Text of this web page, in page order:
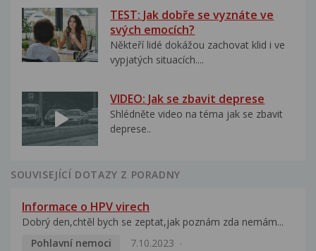
TEST: Jak dobře se vyznáte ve
svých emocích?
Někteří lidé dokážou zachovat klid i ve
vypjatých situacích....
VIDEO: Jak se zbavit deprese
Shlédněte video na téma jak se zbavit
deprese..
SOUVISEJÍCÍ DOTAZY Z PORADNY
Informace o HPV virech
Dobrý den,chtěl bych se zeptat,jak poznám zda nemám...
Pohlavní nemoci
7.10.2023